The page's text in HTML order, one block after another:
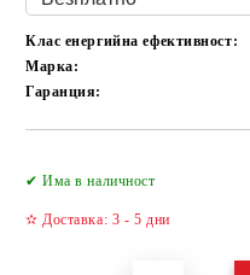
Клас енергийна ефективност:
Марка:
Гаранция:
✔ Има в наличност
✫ Доставка: 3 - 5 дни